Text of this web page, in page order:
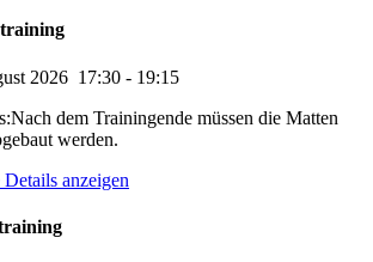
2026 17:30 - 19:15
dem Trainingende müssen die Matten
werden.
Details anzeigen